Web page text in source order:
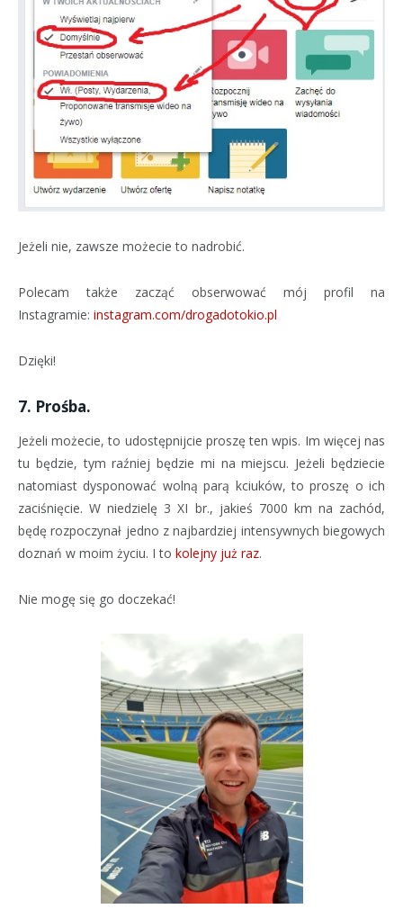
Jeżeli nie, zawsze możecie to nadrobić.
Polecam także zacząć obserwować mój profil na
Instagramie: instagram.com/drogadotokio.pl
Dzięki!
7. Prośba.
Jeżeli możecie, to udostępnijcie proszę ten wpis. Im więcej nas
tu będzie, tym raźniej będzie mi na miejscu. Jeżeli będziecie
natomiast dysponować wolną parą kciuków, to proszę o ich
zaciśnięcie. W niedzielę 3 XI br., jakieś 7000 km na zachód,
będę rozpoczynał jedno z najbardziej intensywnych biegowych
doznań w moim życiu. I to kolejny już raz.
Nie mogę się go doczekać!